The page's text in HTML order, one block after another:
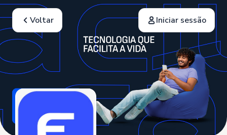
Voltar Iniciar sessão